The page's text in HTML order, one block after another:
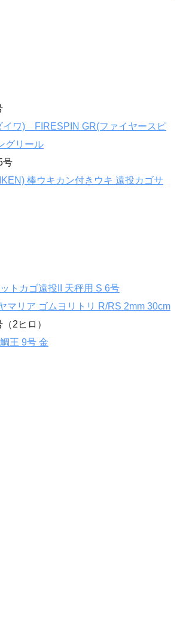
イワ) FIRESPIN GR(ファイヤースピ
グリール
号
棒ウキカン付きウキ 遠投カゴサ
トカゴ遠投II 天秤用 S 6号
マリア ゴムヨリトリ R/RS 2mm 30cm
2ヒロ）
王 9号 金